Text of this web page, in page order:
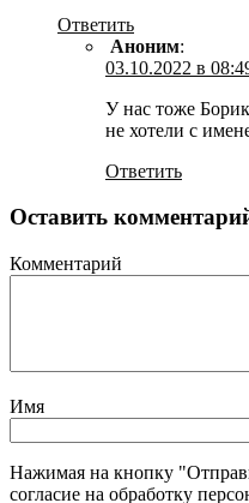
Ответить
Аноним:
03.10.2022 в
У нас тоже
не хотели с
Ответить
Оставить
Комментарий
Имя
Нажимая на кнопку
согласие на обработку